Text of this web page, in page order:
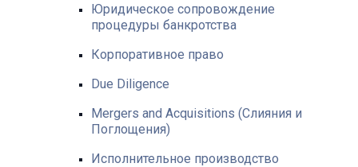
Юридическое сопровождение
процедуры банкротства
Корпоративное право
Due Diligence
Mergers and Acquisitions (Слияния и
Поглощения)
Исполнительное производство